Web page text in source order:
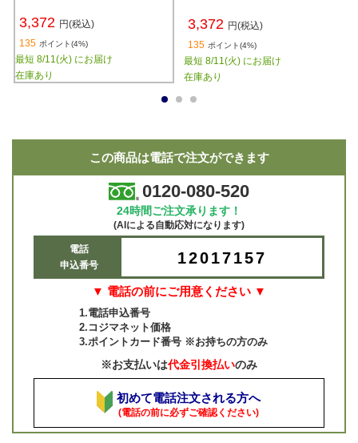
3,372 円(税込)
135 ポイント(4%)
最短 8/11(火) にお届け
在庫あり
3,372 円(税込)
135 ポイント(4%)
最短 8/11(火) にお届け
在庫あり
この商品は電話で注文ができます
0120-080-520
24時間ご注文承ります！
(AIによる自動応対になります)
電話
申込番号
12017157
▼ 電話の前にご用意ください ▼
1.電話申込番号
2.コジマネット価格
3.ポイントカード番号 ※お持ちの方のみ
※お支払いは代金引換払いのみ
初めて電話注文される方へ
(電話の前に必ずご確認ください)